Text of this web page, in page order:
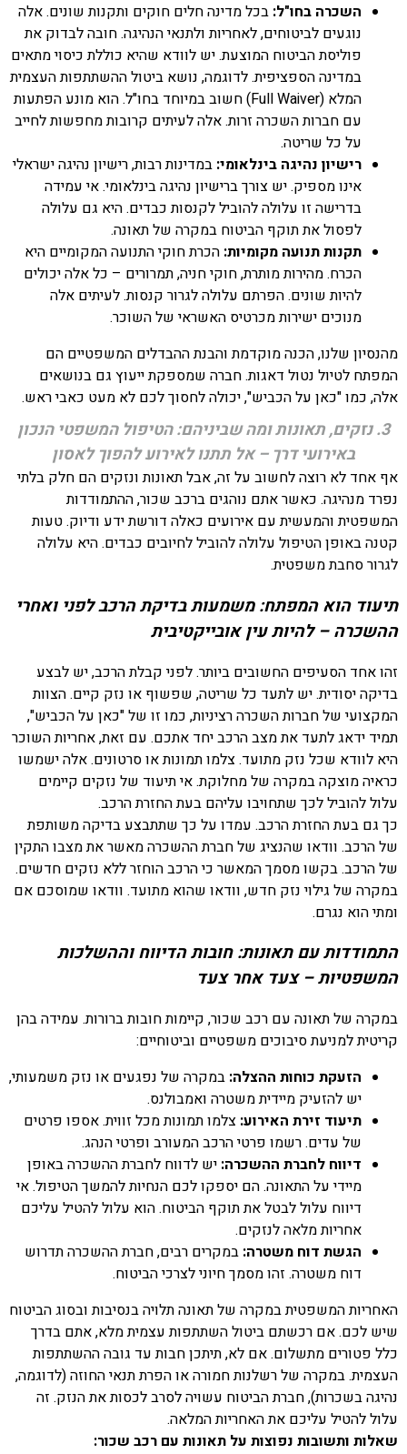
השכרה בחו"ל: בכל מדינה חלים חוקים ותקנות שונים. אלה
נוגעים לביטוחים, לאחריות ולתנאי הנהיגה. חובה לבדוק את
פוליסת הביטוח המוצעת. יש לוודא שהיא כוללת כיסוי מתאים
במדינה הספציפית. לדוגמה, נושא ביטול ההשתתפות העצמית
המלא (Full Waiver) חשוב במיוחד בחו"ל. הוא מונע הפתעות
עם חברות השכרה זרות. אלה לעיתים קרובות מחפשות לחייב
על כל שריטה.
רישיון נהיגה בינלאומי: במדינות רבות, רישיון נהיגה ישראלי
אינו מספיק. יש צורך ברישיון נהיגה בינלאומי. אי עמידה
בדרישה זו עלולה להוביל לקנסות כבדים. היא גם עלולה
לפסול את תוקף הביטוח במקרה של תאונה.
תקנות תנועה מקומיות: הכרת חוקי התנועה המקומיים היא
הכרח. מהירות מותרת, חוקי חניה, תמרורים – כל אלה יכולים
להיות שונים. הפרתם עלולה לגרור קנסות. לעיתים אלה
מנוכים ישירות מכרטיס האשראי של השוכר.
מהנסיון שלנו, הכנה מוקדמת והבנת ההבדלים המשפטיים הם
המפתח לטיול נטול דאגות. חברה שמספקת ייעוץ גם בנושאים
אלה, כמו "כאן על הכביש", יכולה לחסוך לכם לא מעט כאבי ראש.
3. נזקים, תאונות ומה שביניהם: הטיפול המשפטי הנכון
באירועי דרך – אל תתנו לאירוע להפוך לאסון
אף אחד לא רוצה לחשוב על זה, אבל תאונות ונזקים הם חלק בלתי
נפרד מנהיגה. כאשר אתם נוהגים ברכב שכור, ההתמודדות
המשפטית והמעשית עם אירועים כאלה דורשת ידע ודיוק. טעות
קטנה באופן הטיפול עלולה להוביל לחיובים כבדים. היא עלולה
לגרור סחבת משפטית.
תיעוד הוא המפתח: משמעות בדיקת הרכב לפני ואחרי
ההשכרה – להיות עין אובייקטיבית
זהו אחד הסעיפים החשובים ביותר. לפני קבלת הרכב, יש לבצע
בדיקה יסודית. יש לתעד כל שריטה, שפשוף או נזק קיים. הצוות
המקצועי של חברות השכרה רציניות, כמו זו של "כאן על הכביש",
תמיד ידאג לתעד את מצב הרכב יחד אתכם. עם זאת, אחריות השוכר
היא לוודא שכל נזק מתועד. צלמו תמונות או סרטונים. אלה ישמשו
כראיה מוצקה במקרה של מחלוקת. אי תיעוד של נזקים קיימים
עלול להוביל לכך שתחויבו עליהם בעת החזרת הרכב.
כך גם בעת החזרת הרכב. עמדו על כך שתתבצע בדיקה משותפת
של הרכב. וודאו שהנציג של חברת ההשכרה מאשר את מצבו התקין
של הרכב. בקשו מסמך המאשר כי הרכב הוחזר ללא נזקים חדשים.
במקרה של גילוי נזק חדש, וודאו שהוא מתועד. וודאו שמוסכם אם
ומתי הוא נגרם.
התמודדות עם תאונות: חובות הדיווח וההשלכות
המשפטיות – צעד אחר צעד
במקרה של תאונה עם רכב שכור, קיימות חובות ברורות. עמידה בהן
קריטית למניעת סיבוכים משפטיים וביטוחיים:
הזעקת כוחות ההצלה: במקרה של נפגעים או נזק משמעותי,
יש להזעיק מיידית משטרה ואמבולנס.
תיעוד זירת האירוע: צלמו תמונות מכל זווית. אספו פרטים
של עדים. רשמו פרטי הרכב המעורב ופרטי הנהג.
דיווח לחברת ההשכרה: יש לדווח לחברת ההשכרה באופן
מיידי על התאונה. הם יספקו לכם הנחיות להמשך הטיפול. אי
דיווח עלול לבטל את תוקף הביטוח. הוא עלול להטיל עליכם
אחריות מלאה לנזקים.
הגשת דוח משטרה: במקרים רבים, חברת ההשכרה תדרוש
דוח משטרה. זהו מסמך חיוני לצרכי הביטוח.
האחריות המשפטית במקרה של תאונה תלויה בנסיבות ובסוג הביטוח
שיש לכם. אם רכשתם ביטול השתתפות עצמית מלא, אתם בדרך
כלל פטורים מתשלום. אם לא, תיתכן חבות עד גובה ההשתתפות
העצמית. במקרה של רשלנות חמורה או הפרת תנאי החוזה (לדוגמה,
נהיגה בשכרות), חברת הביטוח עשויה לסרב לכסות את הנזק. זה
עלול להטיל עליכם את האחריות המלאה.
שאלות ותשובות נפוצות על תאונות עם רכב שכור: